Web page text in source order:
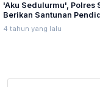
'Aku Sedulurmu', Polres
Berikan Santunan
Anak Yatim Piatu
4 tahun yang lalu